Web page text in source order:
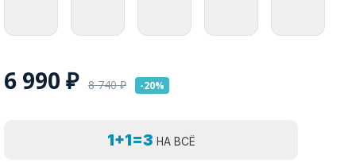
6 990 ₽ 8 740₽ -20%
1+1=3 НА ВСЁ